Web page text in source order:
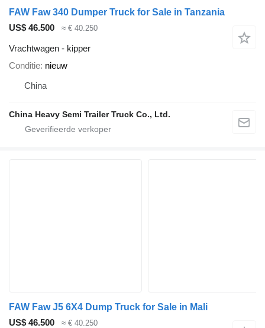
FAW Faw 340 Dumper Truck for Sale in Tanzania
US$ 46.500
≈ € 40.250
Vrachtwagen - kipper
Conditie nieuw
China
China Heavy Semi Trailer Truck Co., Ltd.
FAW Faw J5 6X4 Dump Truck for Sale in Mali
US$ 46.500
≈ € 40.250